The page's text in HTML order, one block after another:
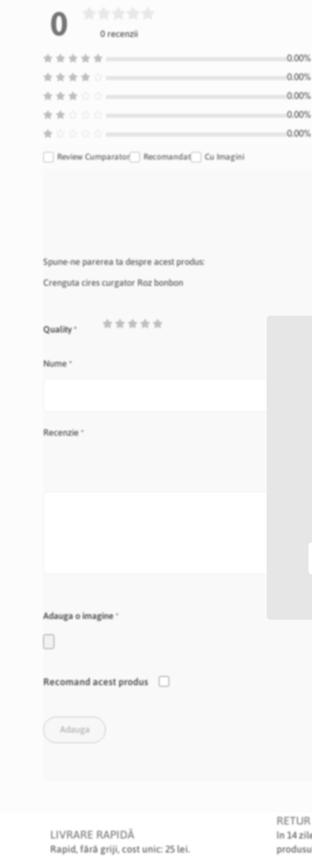
0 0 recenzii
Review Cumparator Recomandat Cu Imagini
Spune-ne parerea ta despre acest produs:
Crenguta cires curgator Roz bonbon
Quality
1
2
3
4
Nume
Recenzie
Adauga o imagine
Recomand acest produs
Adauga
LIVRARE RAPIDĂ
Rapid, fără griji, cost unic: 25 lei.
în 14